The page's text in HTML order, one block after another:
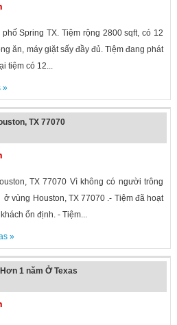
Spring TX. Tiệm rộng 2800 sqft, có 12
ăn, máy giặt sấy đầy đủ. Tiệm đang phát
tiệm có 12...
»
TX 77070
TX 77070 Vì không có người trông
vùng Houston, TX 77070 .- Tiệm đã hoạt
ổn định. - Tiệm...
»
1 năm Ở Texas